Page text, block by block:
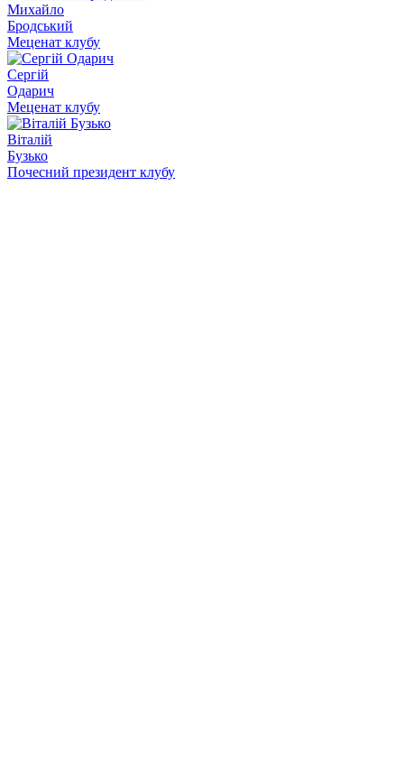
Михайло
Бродський
Меценат клубу
Сергій
Одарич
Меценат клубу
Віталій
Бузько
Почесний президент клубу